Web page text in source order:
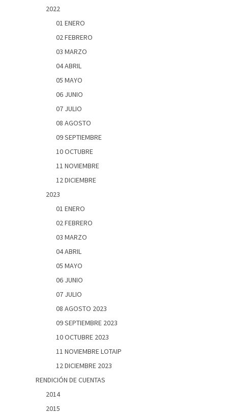
2022
01 ENERO
02 FEBRERO
03 MARZO
04 ABRIL
05 MAYO
06 JUNIO
07 JULIO
08 AGOSTO
09 SEPTIEMBRE
10 OCTUBRE
11 NOVIEMBRE
12 DICIEMBRE
2023
01 ENERO
02 FEBRERO
03 MARZO
04 ABRIL
05 MAYO
06 JUNIO
07 JULIO
08 AGOSTO 2023
09 SEPTIEMBRE 2023
10 OCTUBRE 2023
11 NOVIEMBRE LOTAIP
12 DICIEMBRE 2023
RENDICIÓN DE CUENTAS
2014
2015